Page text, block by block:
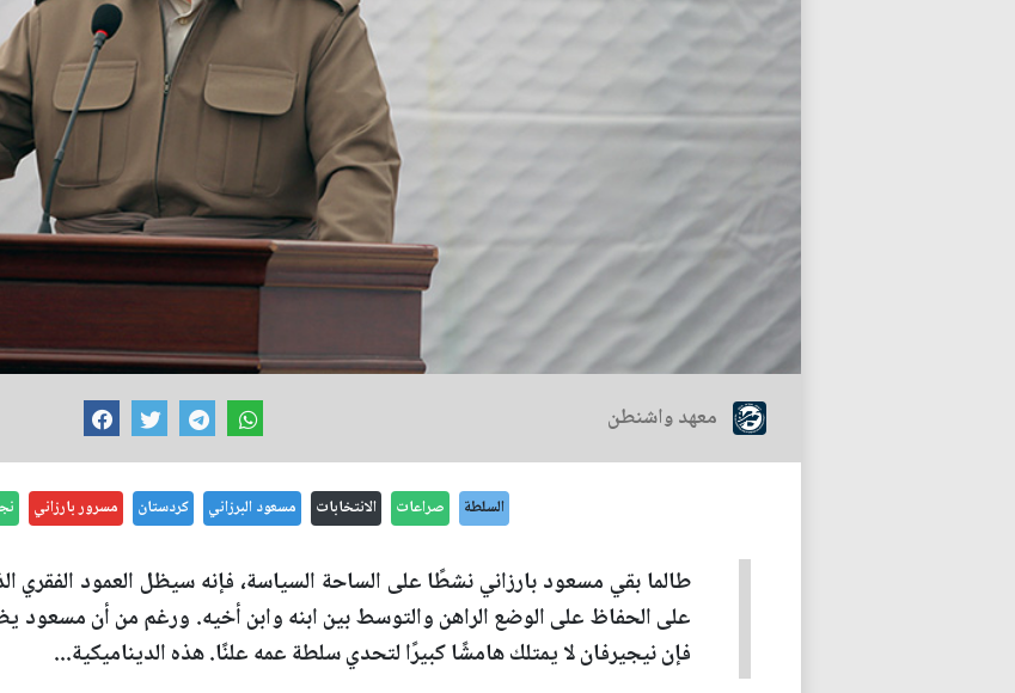
معهد واشنطن
السلطة صراعات الانتخابات مسعود البرزاني كردستان مسرور بارزاني
طالما بقي مسعود بارزاني نشطًا على الساحة السياسة، فإنه سيظل العمود الفقري
على الحفاظ على الوضع الراهن والتوسط بين ابنه وابن أخيه. ورغم من أن مسعود
فإن نيجيرفان لا يمتلك هامشًا كبيرًا لتحدي سلطة عمه علنًا. هذه الديناميكية...